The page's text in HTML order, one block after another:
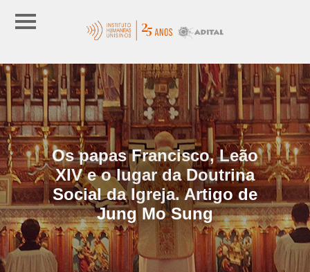
Os papas Francisco, Leão
XIV e o lugar da Doutrina
Social da Igreja. Artigo de
Jung Mo Sung